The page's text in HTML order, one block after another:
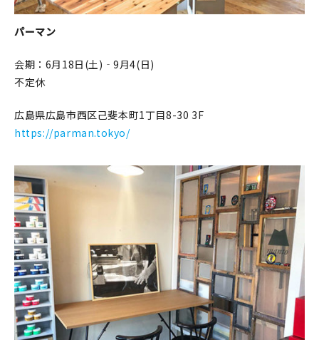
パーマン
会期：6月18日(土)‐9月4(日)
不定休
広島県広島市西区己斐本町1丁目8-30 3F
https://parman.tokyo/